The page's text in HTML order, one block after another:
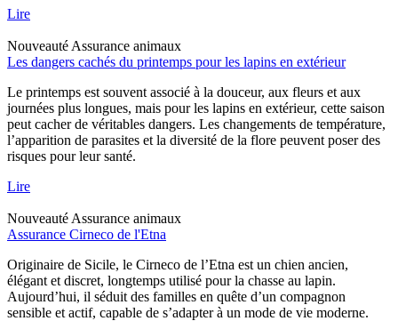
Lire
Nouveauté Assurance animaux
Les dangers cachés du printemps pour les lapins en extérieur
Le printemps est souvent associé à la douceur, aux fleurs et aux
journées plus longues, mais pour les lapins en extérieur, cette saison
peut cacher de véritables dangers. Les changements de température,
l’apparition de parasites et la diversité de la flore peuvent poser des
risques pour leur santé.
Lire
Nouveauté Assurance animaux
Assurance Cirneco de l'Etna
Originaire de Sicile, le Cirneco de l’Etna est un chien ancien,
élégant et discret, longtemps utilisé pour la chasse au lapin.
Aujourd’hui, il séduit des familles en quête d’un compagnon
sensible et actif, capable de s’adapter à un mode de vie moderne.